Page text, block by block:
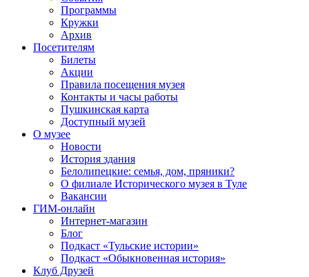
Программы
Кружки
Архив
Посетителям
Билеты
Акции
Правила посещения музея
Контакты и часы работы
Пушкинская карта
Доступный музей
О музее
Новости
История здания
Белолипецкие: семья, дом, пряники?
О филиале Исторического музея в Туле
Вакансии
ГИМ-онлайн
Интернет-магазин
Блог
Подкаст «Тульские истории»
Подкаст «Обыкновенная история»
Клуб Друзей